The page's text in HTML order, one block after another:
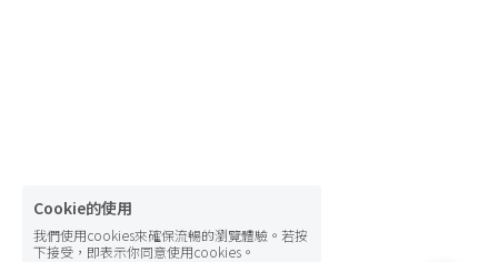
Cookie的使用
我們使用cookies來確保流暢的瀏覽體驗。若按
下接受，即表示你同意使用cookies。